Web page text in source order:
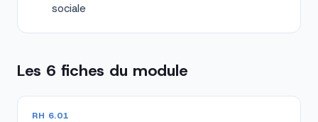
sociale
Les 6 fiches du module
RH 6.01